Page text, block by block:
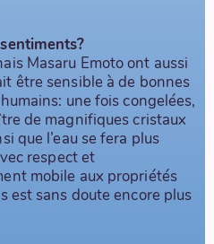
Masaru Emoto ont aussi
être sensible à de bonnes
une fois congelées,
de magnifiques cristaux
que l’eau se fera plus
respect et
mobile aux propriétés
est sans doute encore plus